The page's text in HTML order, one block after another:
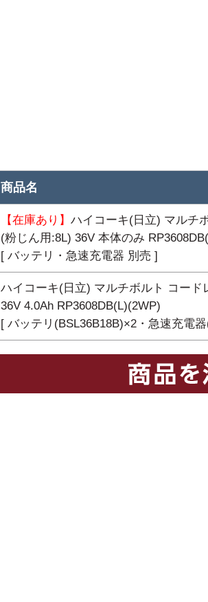
商品名
【在庫あり】 ハイコーキ(日立) マルチ
(粉じん用:8L) 36V 本体のみ
[ バッテリ・急速充電器 別売 ]
ハイコーキ(日立) マルチボルト コード
36V 4.0Ah RP3608DB(L)(2WP)
[ バッテリ(BSL36B18B)×2・急速充電